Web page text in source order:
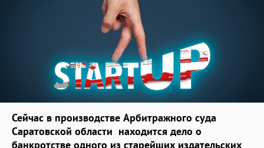
Сейчас в производстве Арбитражного суда
Саратовской области находится дело о
банкротстве одного из старейших издательских